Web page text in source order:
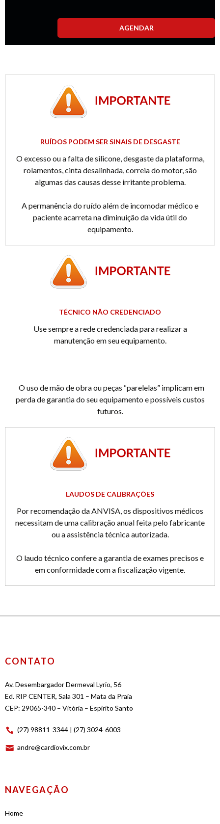
AGENDAR
RUÍDOS PODEM SER SINAIS DE DESGASTE
O excesso ou a falta de silicone, desgaste da plataforma,
rolamentos, cinta desalinhada, correia do motor, são
algumas das causas desse irritante problema.
A permanência do ruído além de incomodar médico e
paciente acarreta na diminuição da vida útil do
equipamento.
TÉCNICO NÃO CREDENCIADO
Use sempre a rede credenciada para realizar a
manutenção em seu equipamento.
O uso de mão de obra ou peças “parelelas” implicam em
perda de garantia do seu equipamento e possíveis custos
futuros.
LAUDOS DE CALIBRAÇÕES
Por recomendação da ANVISA, os dispositivos médicos
necessitam de uma calibração anual feita pelo fabricante
ou a assistência técnica autorizada.
O laudo técnico confere a garantia de exames precisos e
em conformidade com a fiscalização vigente.
CONTATO
Av. Desembargador Dermeval Lyrio, 56
Ed. RIP CENTER, Sala 301 – Mata da Praia
CEP: 29065-340 – Vitória – Espirito Santo
(27) 98811-3344 | (27) 3024-6003
andre@cardiovix.com.br
NAVEGAÇÃO
Home